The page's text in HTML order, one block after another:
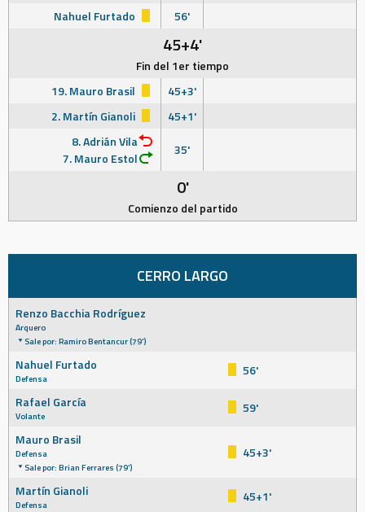
Nahuel Furtado
56'
45+4'
Fin del 1er tiempo
19. Mauro Brasil
45+3'
2. Martín Gianoli
45+1'
8. Adrián Vila
7. Mauro Estol
35'
0'
Comienzo del partido
CERRO LARGO
Renzo Bacchia Rodríguez
Arquero
Sale por: Ramiro Bentancur (79')
Nahuel Furtado
Defensa
56'
Rafael García
Volante
59'
Mauro Brasil
Defensa
Sale por: Brian Ferrares (79')
45+3'
Martín Gianoli
Defensa
45+1'